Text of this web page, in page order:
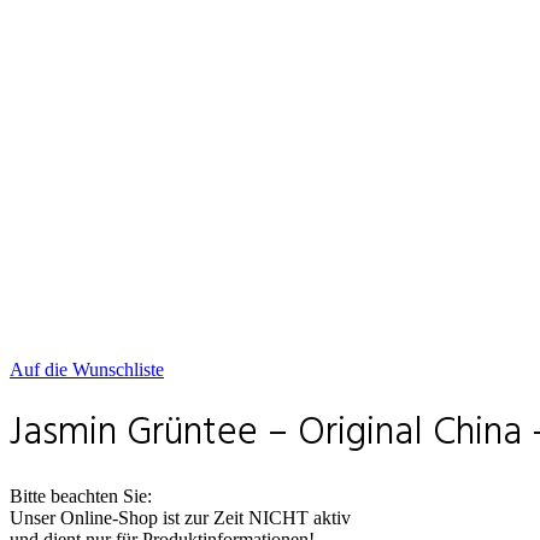
Auf die Wunschliste
Jasmin Grüntee – Original China
Bitte beachten Sie:
Unser Online-Shop ist zur Zeit NICHT aktiv